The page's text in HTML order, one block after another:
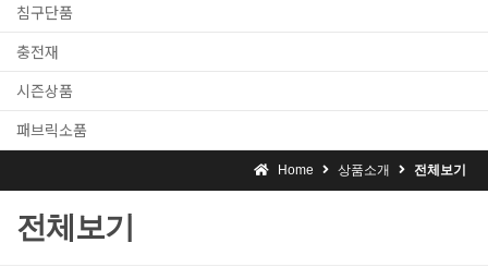
침구단품
충전재
시즌상품
패브릭소품
Home 상품소개 전체보기
전체보기